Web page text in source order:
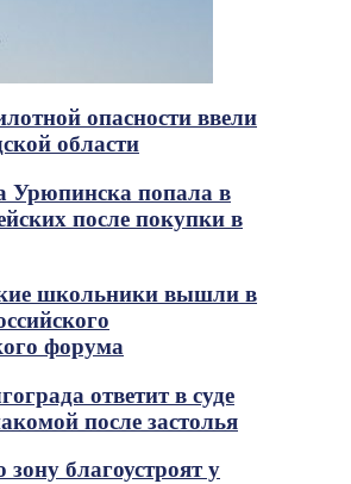
опасности ввели
области
Урюпинска попала в
после покупки в
школьники вышли в
форума
ответит в суде
после застолья
благоустроят у